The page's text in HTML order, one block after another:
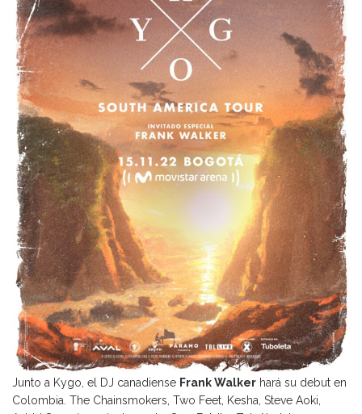
Junto a Kygo, el DJ canadiense Frank Walker hará su debut en
Colombia. The Chainsmokers, Two Feet, Kesha, Steve Aoki,